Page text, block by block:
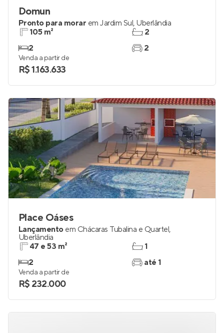
Domun
Pronto para morar em Jardim Sul, Uberlândia
105 m²
2
2
2
Venda a partir de
R$ 1.163.633
Place Oáses
Lançamento em Chácaras Tubalina e Quartel,
Uberlândia
47 e 53 m²
2
1
até 1
Venda a partir de
R$ 232.000